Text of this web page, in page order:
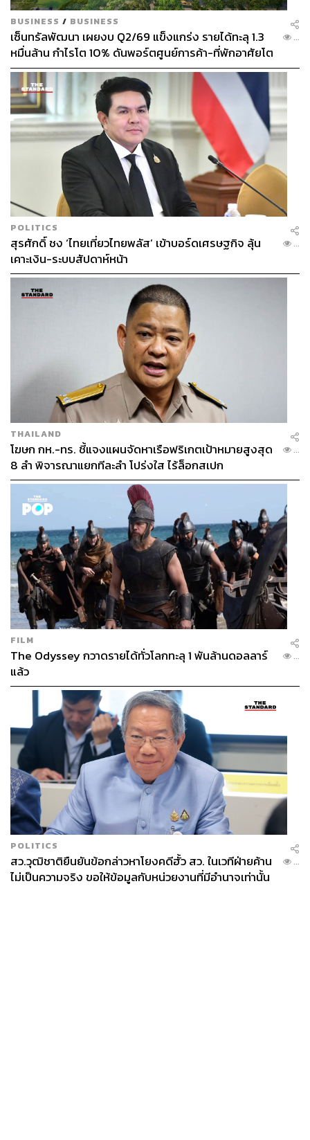
TAGS: TV Thunder
เพื่อนผมมีมรดกเป็นโฮมสเตย์ครับ (Escape to
Homestay)
Spotlight
ซีรีส์ iQIYI ซีรีส์ไทย
365
นรัญญา โตกุล
นักศึกษาฝึกงาน THE STANDARD POP
BUSINESS / BUSINESS
เซ็นทรัลพัฒนา เผยงบ Q2/69 แข็งแกร่ง รายได้ทะลุ 1.3
หมื่นล้าน กำไรโต 10% ดันพอร์ตศูนย์การค้า-ที่พักอาศัยโต
ยกแผง
...
POLITICS
สุรศักดิ์ ชง ‘ไทยเที่ยวไทยพลัส’ เข้าบอร์ดเศรษฐกิจ ลุ้น
เคาะเงิน-ระบบสัปดาห์หน้า
...
THAILAND
โฆษก กห.-ทร. ชี้แจงแผนจัดหาเรือฟริเกตเป้าหมายสูงสุด
8 ลำ พิจารณาแยกทีละลำ โปร่งใส ไร้ล็อกสเปก
...
FILM
The Odyssey กวาดรายได้ทั่วโลกทะลุ 1 พันล้านดอลลาร์
แล้ว
...
POLITICS
สว.วุฒิชาติยืนยันข้อกล่าวหาโยงคดีฮั้ว สว. ในเวทีฝ่ายค้าน
ไม่เป็นความจริง ขอให้ข้อมูลกับหน่วยงานที่มีอำนาจเท่านั้น
...